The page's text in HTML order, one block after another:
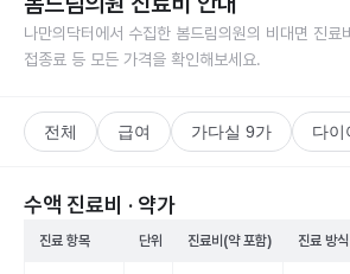
나만의닥터에서 수집한 봄드림의원의 비대면 진료
접종료 등 모든 가격을 확인해보세요.
전체 급여 가다실 9가 다이
수액 진료비 · 약가
진료 항목 단위 진료비(약 포함) 진료 방식